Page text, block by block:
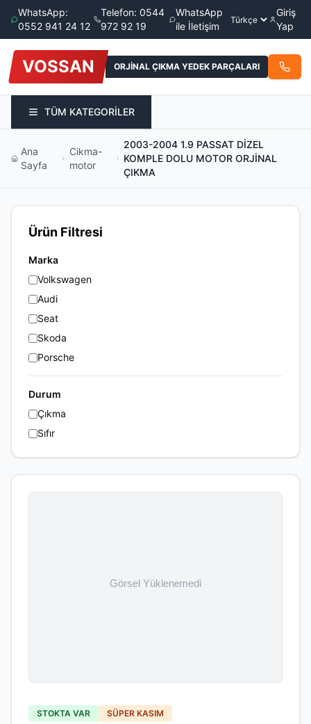
WhatsApp:
0552 941 24 12
Telefon: 0544
972 92 19
WhatsApp
ile İletişim
Giriş
Yap
VOSSAN ORJİNAL ÇIKMA YEDEK PARÇALARI
TÜM KATEGORİLER
Ana
Sayfa
Cikma-
motor
2003-2004 1.9 PASSAT DİZEL
KOMPLE DOLU MOTOR ORJİNAL
ÇIKMA
Ürün Filtresi
Marka
Volkswagen
Audi
Seat
Skoda
Porsche
Durum
Çıkma
Sıfır
STOKTA VAR SÜPER KASIM